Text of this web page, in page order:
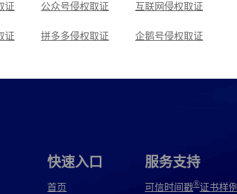
证 公众号侵权取证 互联网侵权取证
证 拼多多侵权取证 企鹅号侵权取证
电商侵权取证 电影侵权取证
房屋侵权取证
快速入口
首页
服务支持
可信时间戳®证书样例